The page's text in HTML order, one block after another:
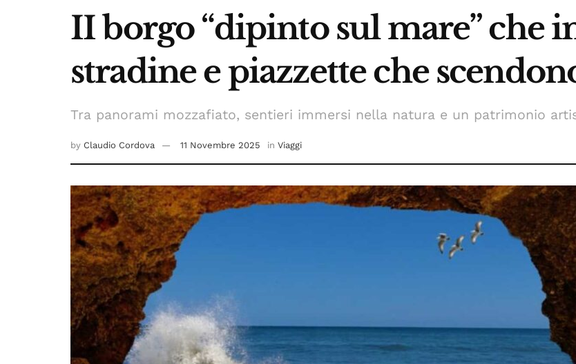
II borgo “dipinto sul mare” che
stradine e piazzette che
Tra panorami mozzafiato, sentieri immersi nella natura e un patrimonio
by Claudio Cordova 11 Novembre 2025 in Viaggi